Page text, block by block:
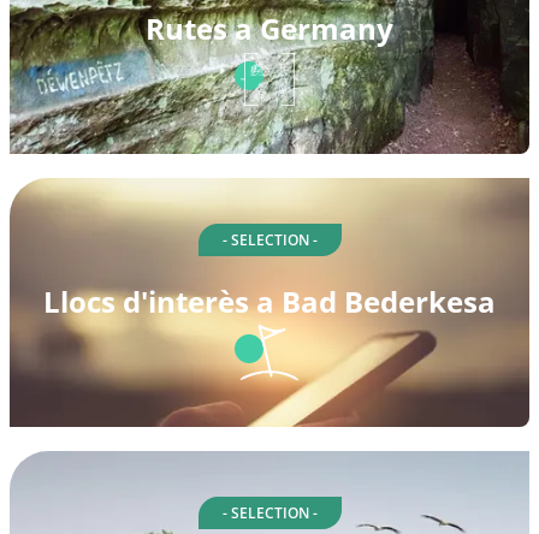
Rutes a Germany
- SELECTION -
Llocs d'interès a Bad Bederkesa
- SELECTION -